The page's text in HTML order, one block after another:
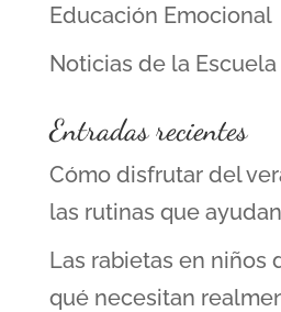
Educación Emocional
Noticias de la Escuela
Entradas recientes
Cómo disfrutar del
las rutinas que
Las rabietas en niños
qué necesitan